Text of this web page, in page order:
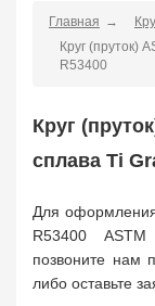
Проволока
Поковка
Главная
Круг (пруток)
R53400
Круг
сплава Ti
Для
R53400
позвоните нам
либо оставьте